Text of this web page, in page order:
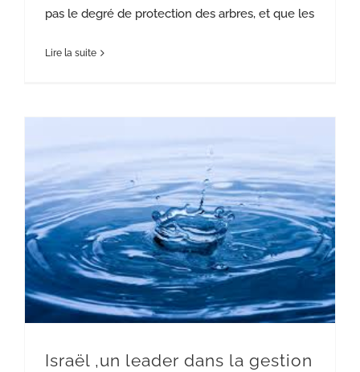
pas le degré de protection des arbres, et que les
Lire la suite
Israël ,un leader dans la gestion